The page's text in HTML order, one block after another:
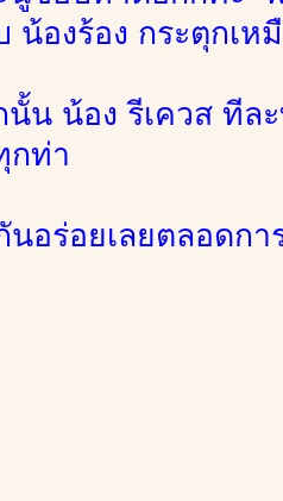
น้องร้อง กระตุกเห
นั้น น้อง รีเควส ที
กท่า
นอร่อยเลยตลอดก